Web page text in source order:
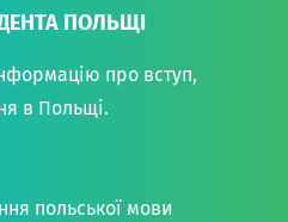
ПОЛЬЩІ
про вступ,
в Польщі.
польської мови